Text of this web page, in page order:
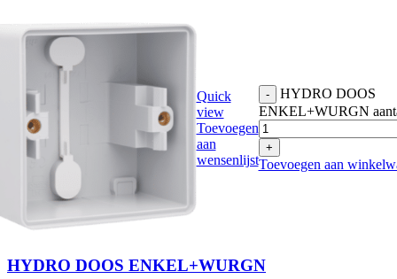
Quick
view
Toevoegen
aan
wensenlijst
-
HYDRO DOOS
ENKEL+WURGN
+
Toevoegen aan
HYDRO DOOS ENKEL+WURGN